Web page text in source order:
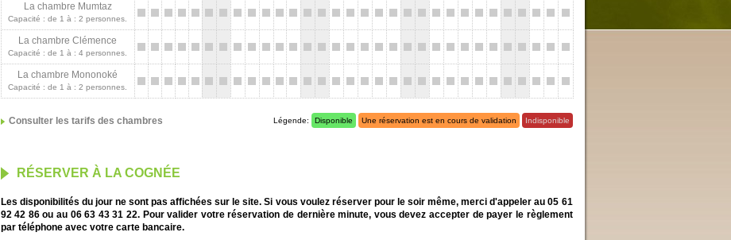
La chambre Mumtaz
Capacité : de 1 à : 2 personnes.
La chambre Clémence
Capacité : de 1 à : 4 personnes.
La chambre Mononoké
Capacité : de 1 à : 2 personnes.
Consulter les tarifs des chambres Légende: Disponible Une réservation est en cours de validation Indisponible
RÉSERVER À LA COGNÉE
Les disponibilités du jour ne sont pas affichées sur le site. Si vous voulez réserver pour le soir même, merci d'appeler au 05 61
92 42 86 ou au 06 63 43 31 22. Pour valider votre réservation de dernière minute, vous devez accepter de payer le règlement
par téléphone avec votre carte bancaire.